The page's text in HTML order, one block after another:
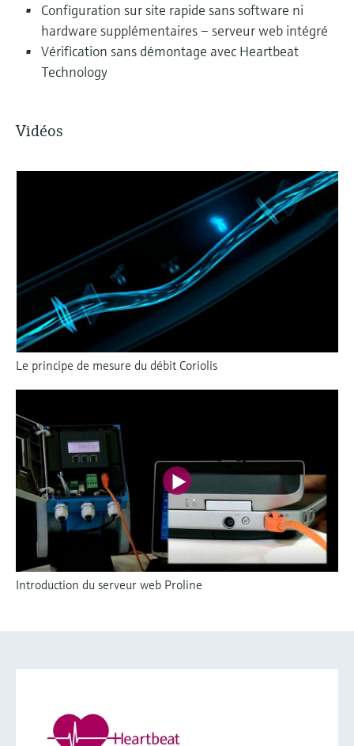
Configuration sur site rapide sans software ni
hardware supplémentaires – serveur web intégré
Vérification sans démontage avec Heartbeat
Technology
Vidéos
Le principe de mesure du débit Coriolis
Introduction du serveur web Proline